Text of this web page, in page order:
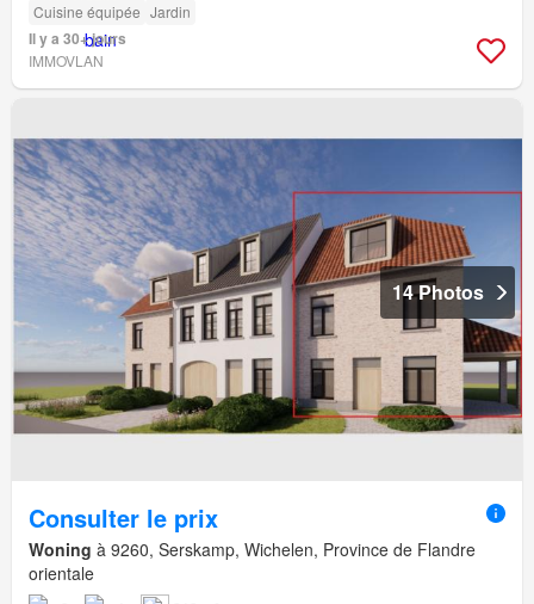
Cuisine équipée Jardin
Il y a 30+ jours
IMMOVLAN
14 Photos
Consulter le prix
Woning à 9260, Serskamp, Wichelen, Province de Flandre
orientale